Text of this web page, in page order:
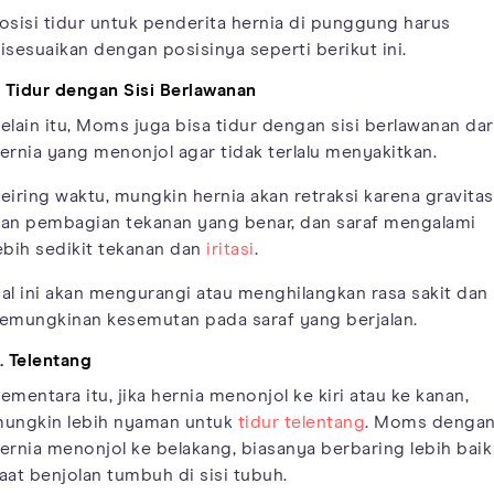
tidur untuk penderita hernia di punggung harus
dengan posisinya seperti berikut ini.
Tidur dengan Sisi Berlawanan
itu, Moms juga bisa tidur dengan sisi berlawanan
yang menonjol agar tidak terlalu menyakitkan.
waktu, mungkin hernia akan retraksi karena
pembagian tekanan yang benar, dan saraf mengalami
sedikit tekanan dan iritasi.
ini akan mengurangi atau menghilangkan rasa sakit dan
kesemutan pada saraf yang berjalan.
Telentang
itu, jika hernia menonjol ke kiri atau ke kanan,
lebih nyaman untuk tidur telentang. Moms dengan
menonjol ke belakang, biasanya berbaring lebih baik
benjolan tumbuh di sisi tubuh.